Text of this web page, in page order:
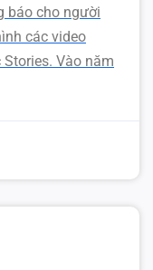
báo cho người
các video
Vào năm